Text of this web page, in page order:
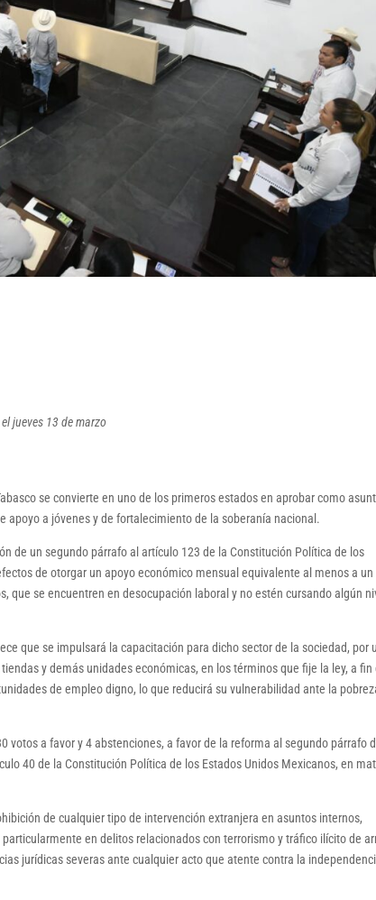
jueves 13 de marzo
se convierte en uno de los primeros estados en aprobar como
a jóvenes y de fortalecimiento de la soberanía nacional.
de un segundo párrafo al artículo 123 de la Constitución Política de los
de otorgar un apoyo económico mensual equivalente al menos a un
que se encuentren en desocupación laboral y no estén cursando algún
que se impulsará la capacitación para dicho sector de la sociedad, por
y demás unidades económicas, en los términos que fije la ley, a fin
de empleo digno, lo que reducirá su vulnerabilidad ante la
a favor y 4 abstenciones, a favor de la reforma al segundo párrafo
40 de la Constitución Política de los Estados Unidos Mexicanos, en
de cualquier tipo de intervención extranjera en asuntos internos,
en delitos relacionados con terrorismo y tráfico ilícito de
jurídicas severas ante cualquier acto que atente contra la